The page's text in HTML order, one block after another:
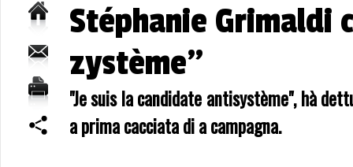
Stéphanie Grimaldi
zystème"
"Je suis la candidate antisystème", hà
a prima cacciata di a campagna.